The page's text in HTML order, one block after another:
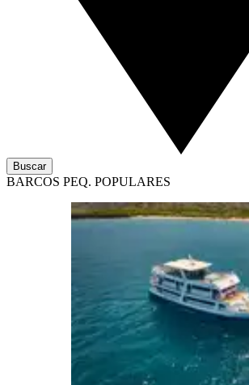
Buscar
BARCOS PEQ. POPULARES